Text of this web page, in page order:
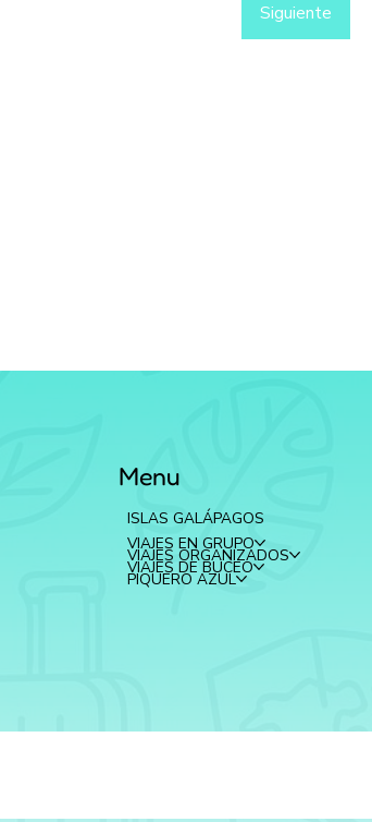
Siguiente
Menu
ISLAS GALÁPAGOS
VIAJES EN GRUPO
VIAJES ORGANIZADOS
VIAJES DE BUCEO
PIQUERO AZUL